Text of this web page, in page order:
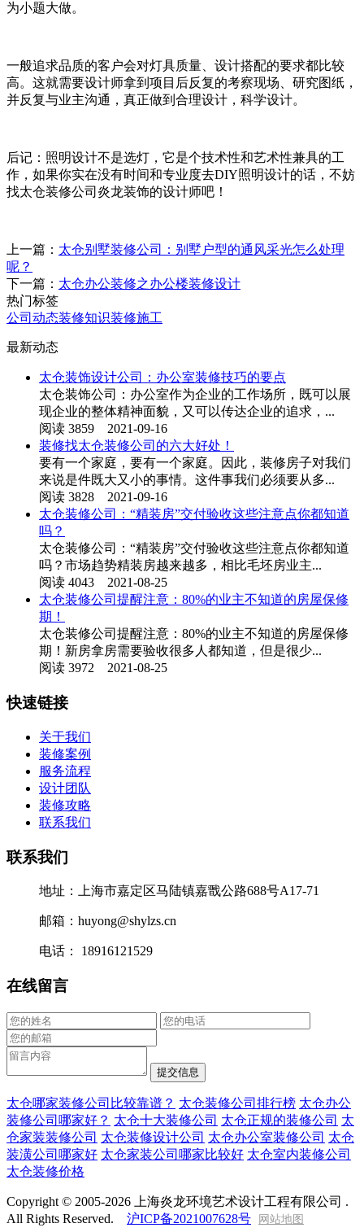
为小题大做。
一般追求品质的客户会对灯具质量、设计搭配的要求都比较
高。这就需要设计师拿到项目后反复的考察现场、研究图纸，
并反复与业主沟通，真正做到合理设计，科学设计。
后记：照明设计不是选灯，它是个技术性和艺术性兼具的工
作，如果你实在没有时间和专业度去DIY照明设计的话，不妨
找太仓装修公司炎龙装饰的设计师吧！
上一篇： 太仓别墅装修公司：别墅户型的通风采光怎么处理
呢？
下一篇： 太仓办公装修之办公楼装修设计
热门标签
公司动态装修知识装修施工
最新动态
太仓装饰设计公司：办公室装修技巧的要点
太仓装饰公司：办公室作为企业的工作场所，既可以展
现企业的整体精神面貌，又可以传达企业的追求，...
阅读 3859 2021-09-16
装修找太仓装修公司的六大好处！
要有一个家庭，要有一个家庭。因此，装修房子对我们
来说是件既大又小的事情。这件事我们必须要从多...
阅读 3828 2021-09-16
太仓装修公司：“精装房”交付验收这些注意点你都知道
吗？
太仓装修公司：“精装房”交付验收这些注意点你都知道
吗？市场趋势精装房越来越多，相比毛坯房业主...
阅读 4043 2021-08-25
太仓装修公司提醒注意：80%的业主不知道的房屋保修
期！
太仓装修公司提醒注意：80%的业主不知道的房屋保修
期！新房拿房需要验收很多人都知道，但是很少...
阅读 3972 2021-08-25
快速链接
关于我们
装修案例
服务流程
设计团队
装修攻略
联系我们
联系我们
地址：上海市嘉定区马陆镇嘉戬公路688号A17-71
邮箱：huyong@shylzs.cn
电话： 18916121529
在线留言
太仓哪家装修公司比较靠谱？ 太仓装修公司排行榜 太仓办公
装修公司哪家好？ 太仓十大装修公司 太仓正规的装修公司 太
仓家装装修公司 太仓装修设计公司 太仓办公室装修公司 太仓
装潢公司哪家好 太仓家装公司哪家比较好 太仓室内装修公司
太仓装修价格
Copyright © 2005-2026 上海炎龙环境艺术设计工程有限公司 .
All Rights Reserved. 沪ICP备2021007628号 网站地图